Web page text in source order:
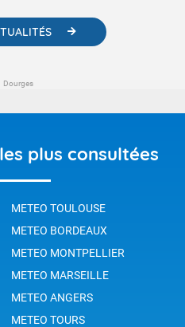
Dourges
plus consultées
METEO TOULOUSE
METEO BORDEAUX
METEO MONTPELLIER
METEO MARSEILLE
METEO ANGERS
METEO TOURS